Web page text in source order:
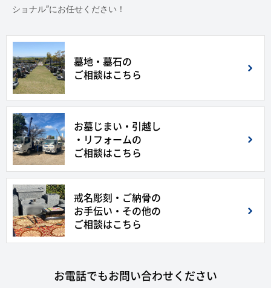
ショナル”にお任せください！
墓地・墓石の
ご相談はこちら
お墓じまい・引越し
・リフォームの
ご相談はこちら
戒名彫刻・ご納骨の
お手伝い・その他の
ご相談はこちら
お電話でもお問い合わせください